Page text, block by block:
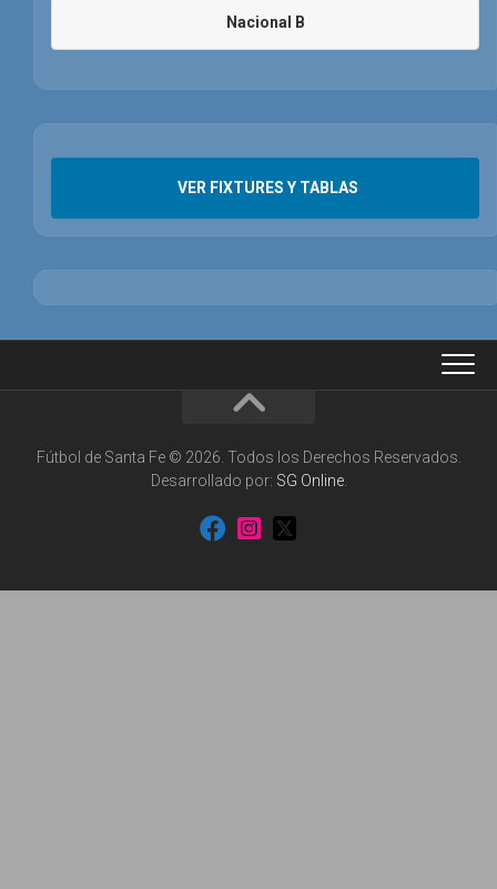
Nacional B
VER FIXTURES Y TABLAS
Fútbol de Santa Fe © 2026. Todos los Derechos Reservados.
Desarrollado por: SG Online.